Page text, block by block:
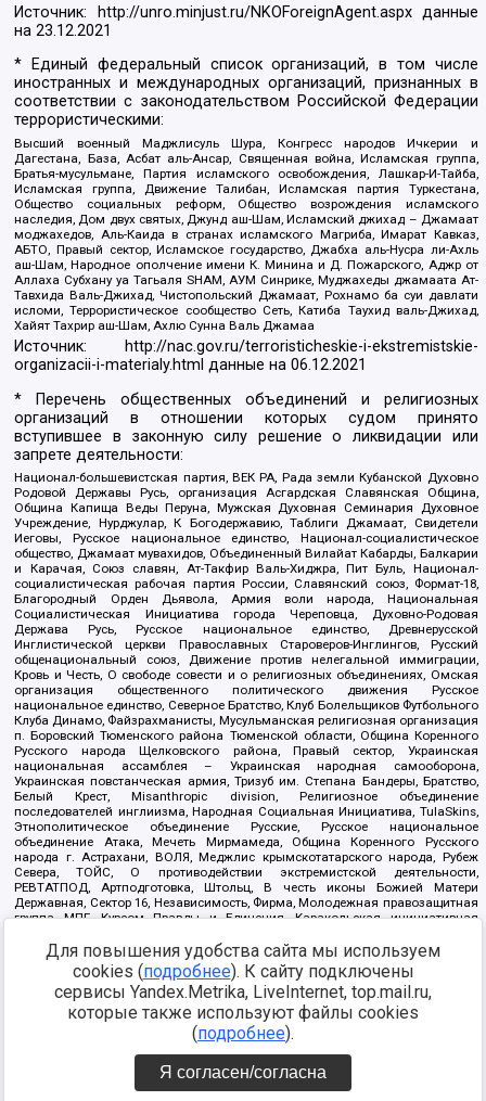
Источник: http://unro.minjust.ru/NKOForeignAgent.aspxданные
на23.12.2021
* Единый федеральный список организаций, в том числе
иностранных и международных организаций, признанных в
соответствии с законодательством Российской Федерации
террористическими:
Высший военный Маджлисуль Шура, Конгресс народов Ичкерии и
Дагестана, База, Асбат аль-Ансар, Священная война, Исламская группа,
Братья-мусульмане, Партия исламского освобождения, Лашкар-И-Тайба,
Исламская группа, Движение Талибан, Исламская партия Туркестана,
Общество социальных реформ, Общество возрождения исламского
наследия, Дом двух святых, Джунд аш-Шам, Исламский джихад – Джамаат
моджахедов, Аль-Каида в странах исламского Магриба, Имарат Кавказ,
АБТО, Правый сектор, Исламское государство, Джабха аль-Нусра ли-Ахль
аш-Шам, Народное ополчение имени К. Минина и Д. Пожарского, Аджр от
Аллаха Субхану уа Тагьаля SHAM, АУМ Синрике, Муджахеды джамаата Ат-
Тавхида Валь-Джихад, Чистопольский Джамаат, Рохнамо ба суи давлати
исломи, Террористическое сообщество Сеть, Катиба Таухид валь-Джихад,
Хайят Тахрир аш-Шам, Ахлю Сунна Валь Джамаа
Источник:
http://nac.gov.ru/terroristicheskie-i-ekstremistskie-
organizacii-i-materialy.html данные на06.12.2021
* Перечень общественных объединений и религиозных
организаций в отношении которых судом принято
вступившее в законную силу решение о ликвидации или
запрете деятельности:
Национал-большевистская партия, ВЕК РА, Рада земли Кубанской Духовно
Родовой Державы Русь, организация Асгардская Славянская Община,
Община Капища Веды Перуна, Мужская Духовная Семинария Духовное
Учреждение, Нурджулар, К Богодержавию, Таблиги Джамаат, Свидетели
Иеговы, Русское национальное единство, Национал-социалистическое
общество, Джамаат мувахидов, Объединенный Вилайат Кабарды, Балкарии
и Карачая, Союз славян, Ат-Такфир Валь-Хиджра, Пит Буль, Национал-
социалистическая рабочая партия России, Славянский союз, Формат-18,
Благородный Орден Дьявола, Армия воли народа, Национальная
Социалистическая Инициатива города Череповца, Духовно-Родовая
Держава Русь, Русское национальное единство, Древнерусской
Инглистической церкви Православных Староверов-Инглингов, Русский
общенациональный союз, Движение против нелегальной иммиграции,
Кровь и Честь, О свободе совести и о религиозных объединениях, Омская
организация общественного политического движения Русское
национальное единство, Северное Братство, Клуб Болельщиков Футбольного
Клуба Динамо, Файзрахманисты, Мусульманская религиозная организация
п. Боровский Тюменского района Тюменской области, Община Коренного
Русского народа Щелковского района, Правый сектор, Украинская
национальная ассамблея – Украинская народная самооборона,
Украинская повстанческая армия, Тризуб им. Степана Бандеры, Братство,
Белый Крест, Misanthropic division, Религиозное объединение
последователей инглиизма, Народная Социальная Инициатива, TulaSkins,
Этнополитическое объединение Русские, Русское национальное
объединение Атака, Мечеть Мирмамеда, Община Коренного Русского
народа г. Астрахани, ВОЛЯ, Меджлис крымскотатарского народа, Рубеж
Севера, ТОЙС, О противодействии экстремистской деятельности,
РЕВТАТПОД, Артподготовка, Штольц, В честь иконы Божией Матери
Державная, Сектор 16, Независимость, Фирма, Молодежная правозащитная
группа МПГ, Курсом Правды и Единения, Каракольская инициативная
Благотворительный пансионат Ак Умут, Русская республика Русь,
Арестантское уголовное единство, Башкорт, Нация и свобода, W.H.С., Фалунь
Дафа, Иртыш Ultras, Русский Патриотический клуб-Новокузнецк/РПК,
Сибирский державный союз, Фонд борьбы с коррупцией, Фонд защиты прав
граждан, Штабы Навального, Совет граждан СССР Прикубанского округа г.
https://minjust.gov.ru/ru/documents/7822/
Для повышения удобства сайта мы используем
cookies (подробнее). К сайту подключены
сервисы Yandex.Metrika, LiveInternet, top.mail.ru,
которые также используют файлы cookies
(подробнее).
Я согласен/согласна